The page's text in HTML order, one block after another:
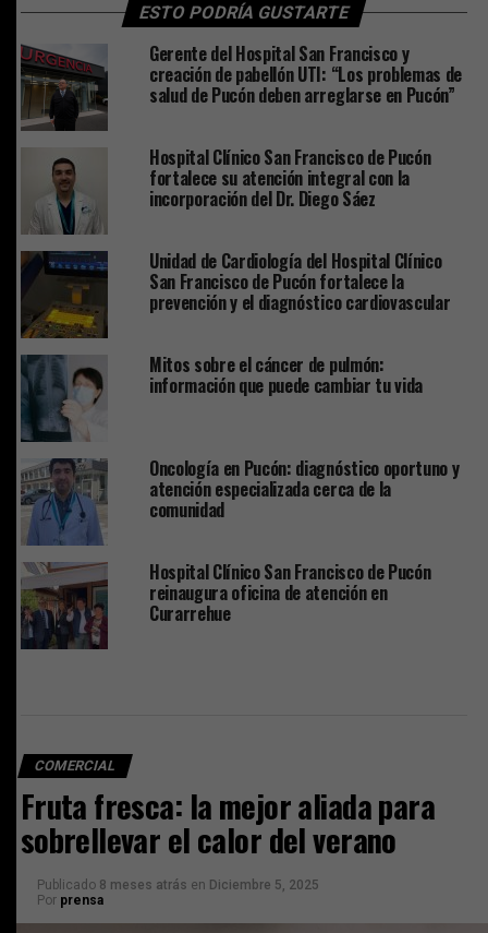
ESTO PODRÍA GUSTARTE
Gerente del Hospital San Francisco y
creación de pabellón UTI: “Los problemas de
salud de Pucón deben arreglarse en Pucón”
Hospital Clínico San Francisco de Pucón
fortalece su atención integral con la
incorporación del Dr. Diego Sáez
Unidad de Cardiología del Hospital Clínico
San Francisco de Pucón fortalece la
prevención y el diagnóstico cardiovascular
Mitos sobre el cáncer de pulmón:
información que puede cambiar tu vida
Oncología en Pucón: diagnóstico oportuno y
atención especializada cerca de la
comunidad
Hospital Clínico San Francisco de Pucón
reinaugura oficina de atención en
Curarrehue
COMERCIAL
Fruta fresca: la mejor aliada para
sobrellevar el calor del verano
Publicado 8 meses atrás en Diciembre 5, 2025
Por prensa